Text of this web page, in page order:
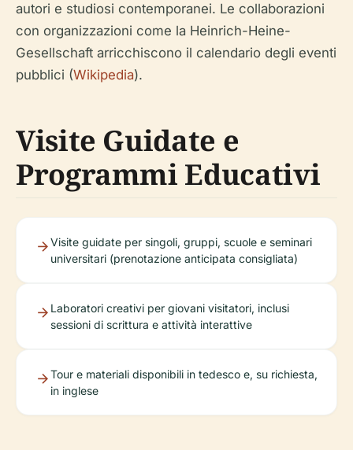
autori e studiosi contemporanei. Le collaborazioni
con organizzazioni come la Heinrich-Heine-
Gesellschaft arricchiscono il calendario degli eventi
pubblici (Wikipedia).
Visite Guidate e
Programmi Educativi
Visite guidate per singoli, gruppi, scuole e seminari
universitari (prenotazione anticipata consigliata)
Laboratori creativi per giovani visitatori, inclusi
sessioni di scrittura e attività interattive
Tour e materiali disponibili in tedesco e, su richiesta,
in inglese